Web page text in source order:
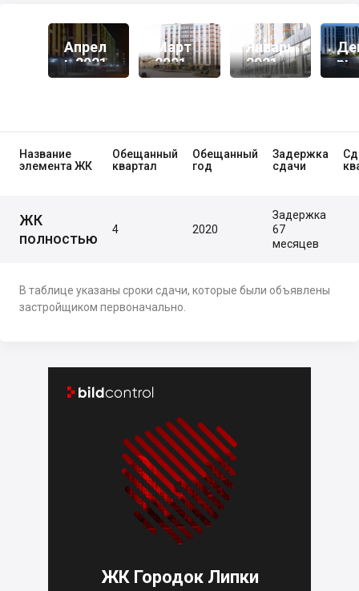
Апрел
Ь 2021
Март
2021
Январь
2021
Рь
Название
элемента ЖК
Обещанный
квартал
Обещанный
год
Задержка
сдачи
ЖК
полностью
4 2020
Задержка
67
месяцев
В таблице указаны сроки сдачи, которые были объявлены
застройщиком первоначально.
 
ЖК Городок Липки